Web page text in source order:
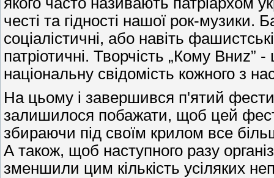
честі та гідності нашої рок-музики.
соціалістичні, або навіть
патріотичні. Творчість „Кому Вниz”
національну свідомість кожного з
На цьому і завершився п'ятий
залишилося побажати, щоб цей
збираючи під своїм крилом все
А також, щоб наступного разу
зменшили цим кількість усіляких